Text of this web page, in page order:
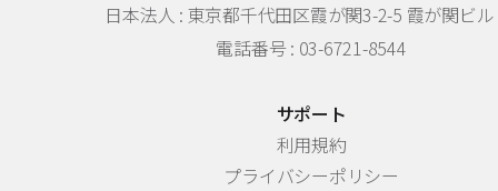
日本法人 : 東京都千代田区霞が関3-2-5 霞が関ビル
電話番号 : 03-6721-8544
サポート
利用規約
プライバシーポリシー